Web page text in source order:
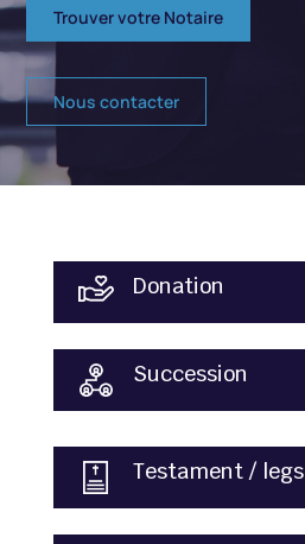
Trouver votre Notaire
Nous contacter
Donation
Succession
Testament / legs